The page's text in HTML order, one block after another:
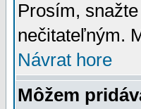
Prosím,
nečitateľným.
Návrat hore
Môžem